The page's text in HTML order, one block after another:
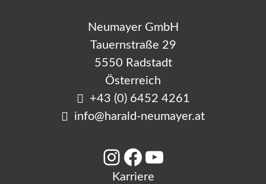
Neumayer GmbH
Tauernstraße 29
5550 Radstadt
Österreich
+43 (0) 6452 4261
info@harald-neumayer.at
Instagram Facebook YouTube
Karriere